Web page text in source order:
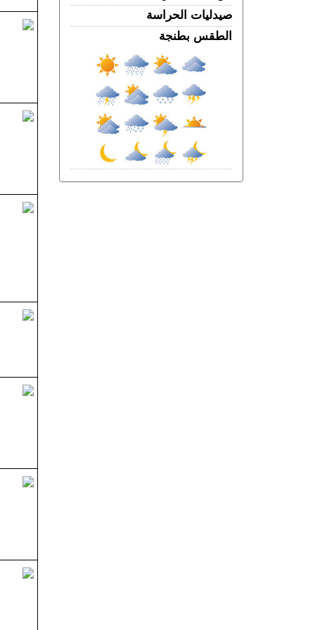
الأربعاء 05 غشت | 16:12
احتلال الملك العمومي يحاصر منزل أسرة
الأربعاء 05 غشت | 15:13
طنجة المتوسط.. إحباط محاولة لتهريب
غضــــب.. الجنود الإسبان يحتجون على
الوجبات الغذائية والساعات الإضافية في
سبتة المحتلة
صيدليات الحراسة
الطقس بطنجة